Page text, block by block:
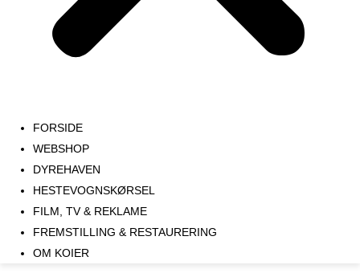
FORSIDE
WEBSHOP
DYREHAVEN
HESTEVOGNSKØRSEL
FILM, TV & REKLAME
FREMSTILLING & RESTAURERING​
OM KOIER